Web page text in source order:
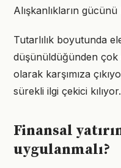
Alışkanlıkların
Tutarlılık boyutunda
düşünüldüğünden çok
olarak karşımıza
sürekli ilgi çekici kılıyor.
Finansal
uygulanmalı?